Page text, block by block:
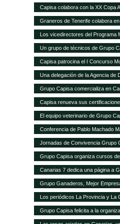
Macebike
Capisa colabora con la XX Copa
Graneros de Tenerife colabora
San Benito
Los vicedirectores del Programa
trabajo de Silos Canarios
Un grupo de técnicos de Grupo
la Complutense
Capisa patrocina el I Concurso
Canario de Santa Brígida
Una delegación de la Agencia de
Silos Canarios
Grupo Capisa comercializa en
para caprino y ovino
Capisa renueva sus
“evidente mejora continua”,
El equipo veterinario de Grupo
para ponedoras
Conferencia de Pablo Machado
alumnos de Hecansa
Jornadas de Convivencia Grupo
Grupo Capisa organiza cursos
Canarias 7 dedica una página a
Canarias
Grupo Ganaderos, Mejor
Los periódicos La Provincia y La
suplemento de Sector Primario a
Grupo Capisa felicita a la